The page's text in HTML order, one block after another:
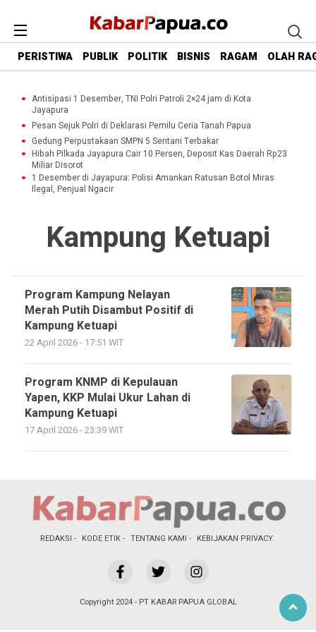
PERISTIWA PUBLIK POLITIK BISNIS RAGAM OLAH
Antisipasi 1 Desember, TNI Polri Patroli 2×24 jam di Kota
Jayapura
Pesan Sejuk Polri di Deklarasi Pemilu Ceria Tanah Papua
Gedung Perpustakaan SMPN 5 Sentani Terbakar
Hibah Pilkada Jayapura Cair 10 Persen, Deposit Kas Daerah Rp23
Miliar Disorot
1 Desember di Jayapura: Polisi Amankan Ratusan Botol Miras
Ilegal, Penjual Ngacir
Kampung Ketuapi
Program Kampung Nelayan
Merah Putih Disambut Positif di
Kampung Ketuapi
22 April 2026 - 17:51 WIT
Program KNMP di Kepulauan
Yapen, KKP Mulai Ukur Lahan di
Kampung Ketuapi
17 April 2026 - 23:39 WIT
REDAKSI KODE ETIK TENTANG KAMI KEBIJAKAN PRIVACY
Copyright 2024 - PT KABAR PAPUA GLOBAL